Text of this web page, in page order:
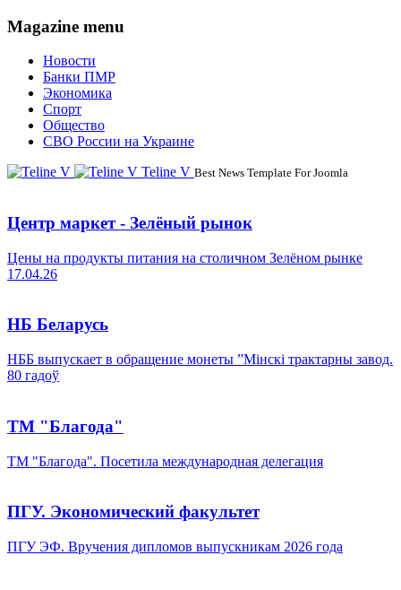
Magazine menu
Новости
Банки ПМР
Экономика
Спорт
Общество
СВО России на Украине
Teline V Best News Template For Joomla
Центр маркет - Зелёный рынок
Цены на продукты питания на столичном Зелёном рынке
17.04.26
НБ Беларусь
НББ выпускает в обращение монеты ”Мінскі трактарны завод.
80 гадоў
ТМ "Благода"
ТМ "Благода". Посетила международная делегация
ПГУ. Экономический факультет
ПГУ ЭФ. Вручения дипломов выпускникам 2026 года